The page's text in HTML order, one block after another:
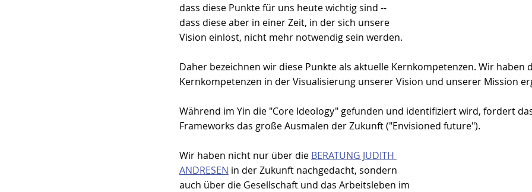
dass diese Punkte für uns heute wichtig sind --
dass diese aber in einer Zeit, in der sich unsere
Vision einlöst, nicht mehr notwendig sein werden.
Daher bezeichnen wir diese Punkte als aktuelle Kernkompetenzen. Wir haben
Kernkompetenzen in der Visualisierung unserer Vision und unserer Mission
Während im Yin die "Core Ideology" gefunden und identifiziert wird, fordert
Frameworks das große Ausmalen der Zukunft ("Envisioned future").
Wir haben nicht nur über die BERATUNG JUDITH
ANDRESEN in der Zukunft nachgedacht, sondern
auch über die Gesellschaft und das Arbeitsleben im